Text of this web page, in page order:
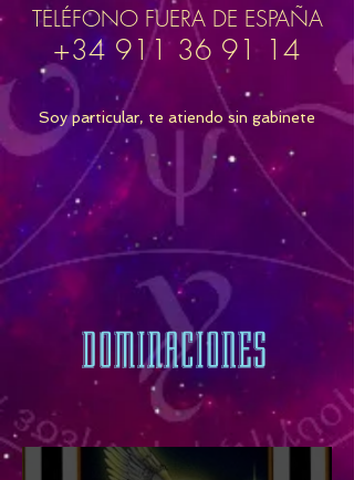
TELÉFONO FUERA DE ESPAÑA
+34 911 36 91 14
Soy particular, te atiendo sin gabinete
DOMINACIONES